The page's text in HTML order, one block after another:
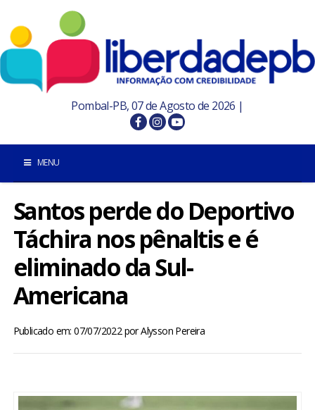
Pombal-PB, 07 de Agosto de 2026 |
MENU
POMBAL E REGIÃO
ESPORTES
Santos perde do Deportivo
Táchira nos pênaltis e é
eliminado da Sul-
Americana
Publicado em: 07/07/2022porAlysson Pereira